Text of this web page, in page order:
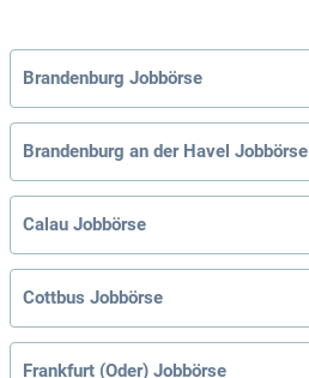
Brandenburg Jobbörse
Brandenburg an der Havel Jobbörse
Calau Jobbörse
Cottbus Jobbörse
Frankfurt (Oder) Jobbörse